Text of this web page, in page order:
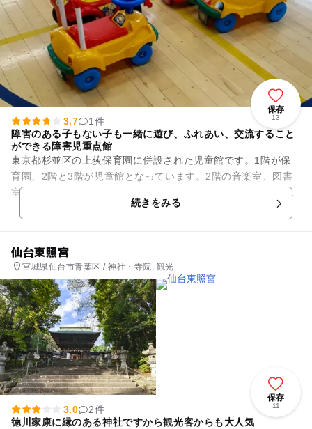
保存
13
3.7
1件
障害のある子もない子も一緒に遊び、ふれあい、交流すること
ができる障害児重点館
東京都杉並区の上荻保育園に併設された児童館です。1階が保
育園、2階と3階が児童館となっています。2階の音楽室、図書
室では、様々な貸し出しゲームで遊んだり、友だちとゆっくり
おしゃべりをしたり、1人...続きをみる
仙台東照宮
宮城県仙台市青葉区 / 神社・寺院, 観光
保存
11
3.0
2件
徳川家康に縁のある神社ですから観光客からも大人気